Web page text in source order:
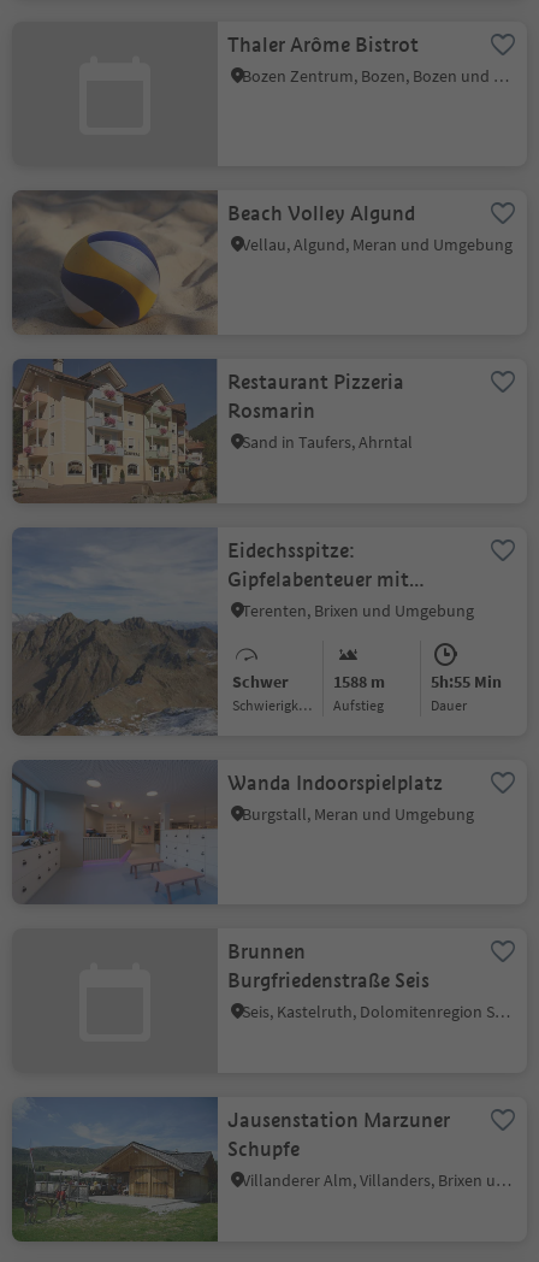
Thaler Arôme Bistrot
Bozen Zentrum, Bozen, Bozen und Umgebung
Beach Volley Algund
Vellau, Algund, Meran und Umgebung
Restaurant Pizzeria
Rosmarin
Sand in Taufers, Ahrntal
Eidechsspitze:
Gipfelabenteuer mit
Panoramablick
Terenten, Brixen und Umgebung
Schwer
Schwierigkeitsgrad
1588 m
Aufstieg
5h:55 Min
Dauer
Wanda Indoorspielplatz
Burgstall, Meran und Umgebung
Brunnen
Burgfriedenstraße Seis
Seis, Kastelruth, Dolomitenregion Seiser Alm
Jausenstation Marzuner
Schupfe
Villanderer Alm, Villanders, Brixen und Umgebung